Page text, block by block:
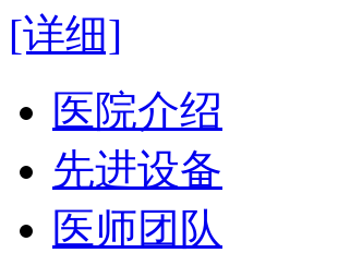
[详细]
医院介绍
先进设备
医师团队